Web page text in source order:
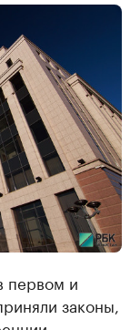
первом и
законы,